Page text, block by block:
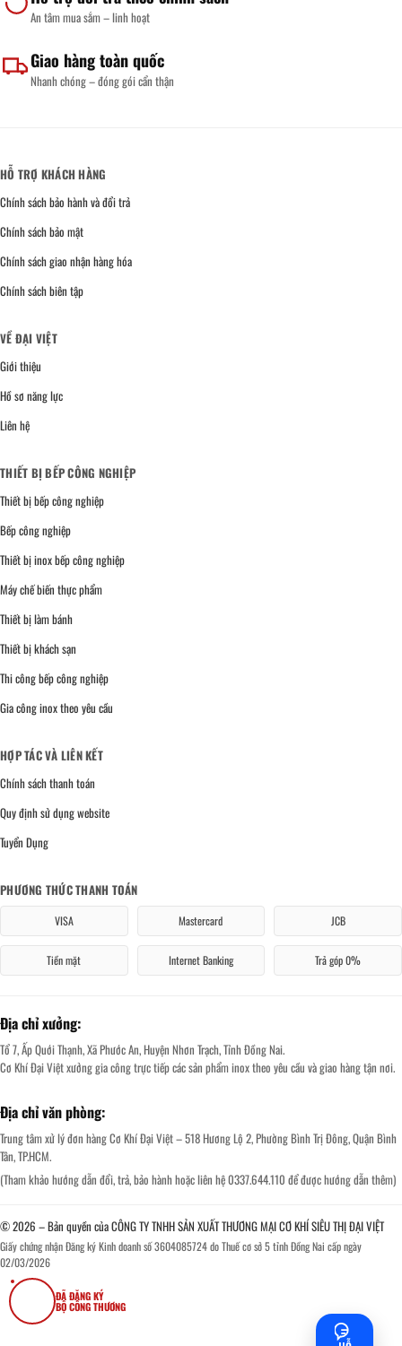
An tâm mua sắm – linh hoạt
Giao hàng toàn quốc
Nhanh chóng – đóng gói cẩn thận
HỖ TRỢ KHÁCH HÀNG
Chính sách bảo hành và đổi trả
Chính sách bảo mật
Chính sách giao nhận hàng hóa
Chính sách biên tập
VỀ ĐẠI VIỆT
Giới thiệu
Hồ sơ năng lực
Liên hệ
THIẾT BỊ BẾP CÔNG NGHIỆP
Thiết bị bếp công nghiệp
Bếp công nghiệp
Thiết bị inox bếp công nghiệp
Máy chế biến thực phẩm
Thiết bị làm bánh
Thiết bị khách sạn
Thi công bếp công nghiệp
Gia công inox theo yêu cầu
HỢP TÁC VÀ LIÊN KẾT
Chính sách thanh toán
Quy định sử dụng website
Tuyển Dụng
PHƯƠNG THỨC THANH TOÁN
VISA Mastercard JCB
Tiền mặt Internet Banking Trả góp 0%
Địa chỉ xưởng:
Tổ 7, Ấp Quới Thạnh, Xã Phước An, Huyện Nhơn Trạch, Tỉnh Đồng Nai.
Cơ Khí Đại Việt xưởng gia công trực tiếp các sản phẩm inox theo yêu cầu và giao hàng tận nơi.
Địa chỉ văn phòng:
Trung tâm xử lý đơn hàng Cơ Khí Đại Việt – 518 Hương Lộ 2, Phường Bình Trị Đông, Quận Bình
Tân, TP.HCM.
(Tham khảo hướng dẫn đổi, trả, bảo hành hoặc liên hệ 0337.644.110 để được hướng dẫn thêm)
© 2026 – Bản quyền của CÔNG TY TNHH SẢN XUẤT THƯƠNG MẠI CƠ KHÍ SIÊU THỊ ĐẠI VIỆT
Giấy chứng nhận Đăng ký Kinh doanh số 3604085724 do Thuế cơ sở 5 tỉnh Đồng Nai cấp ngày
02/03/2026
ĐÃ ĐĂNG KÝ
BỘ CÔNG THƯƠNG